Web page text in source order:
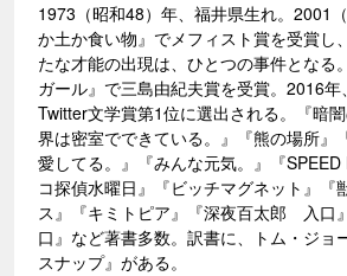
1973（昭和48）年、福井県生れ。2001
か土か食い物』でメフィスト賞を受賞し
たな才能の出現は、ひとつの事件となる
ガール』で三島由紀夫賞を受賞。2016
Twitter文学賞第1位に選出される。『暗
界は密室でできている。』『熊の場所』
愛してる。』『みんな元気。』『SPEED
コ探偵水曜日』『ビッチマグネット』『
ス』『キミトピア』『深夜百太郎 入口
口』など著書多数。訳書に、トム・ジョ
スナップ』がある。